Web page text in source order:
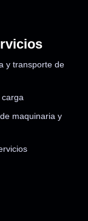
y transporte de
maquinaria y